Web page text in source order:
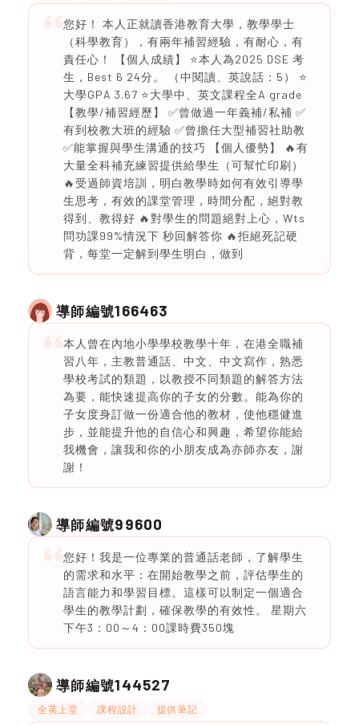
您好！ 本人正就讀香港教育大學，教學學士
（科學教育），有兩年補習經驗，有耐心，有
責任心！ 【個人成績】 ⭐️本人為2025 DSE 考
生，Best 6 24分。 （中閱讀、英說話：5） ⭐️
大學GPA 3.67 ⭐️大學中、英文課程全A grade
【教學/補習經歷】 ✅曾做過一年義補/私補 ✅
有到校教大班的經驗 ✅曾擔任大型補習社助教
✅能掌握與學生溝通的技巧 【個人優勢】 🔥有
大量全科補充練習提供給學生（可幫忙印刷）
🔥受過師資培訓，明白教學時如何有效引導學
生思考，有效的課堂管理，時間分配，絕對教
得到、教得好 🔥對學生的問題絕對上心，Wts
問功課99%情況下 秒回解答你 🔥拒絕死記硬
背，每堂一定解到學生明白，做到
導師編號166463
本人曾在內地小學學校教學十年，在港全職補
習八年，主教普通話、中文、中文寫作，熟悉
學校考試的類題，以教授不同類題的解答方法
為要，能快速提高你的子女的分數。能為你的
子女度身訂做一份適合他的教材，使他穩健進
步，並能提升他的自信心和興趣，希望你能給
我機會，讓我和你的小朋友成為亦師亦友，謝
謝！
導師編號99600
您好！我是一位專業的普通話老師，了解學生
的需求和水平：在開始教學之前，評估學生的
語言能力和學習目標。這樣可以制定一個適合
學生的教學計劃，確保教學的有效性。 星期六
下午3：00～4：00課時費350塊
導師編號144527
全英上堂 課程設計 提供筆記